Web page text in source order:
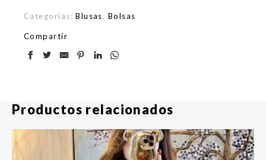
Categorías:Blusas, Bolsas
Compartir
Productos relacionados